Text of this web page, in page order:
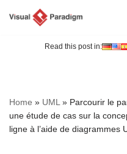
Read this post in:
Home » UML» Parcourir le
une étude de cas sur la
ligne à l’aide de diagrammes